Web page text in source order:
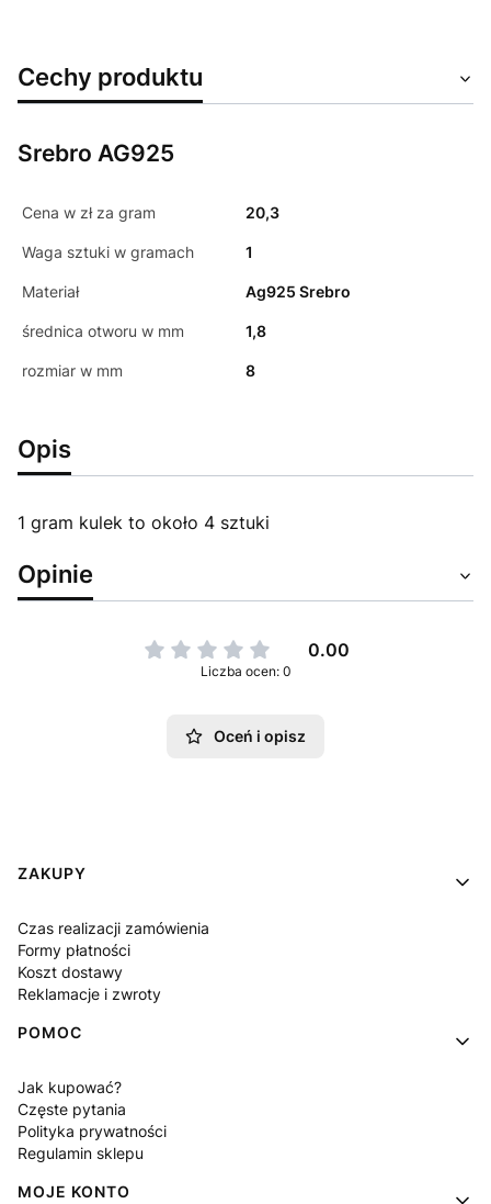
Cechy produktu
Srebro AG925
Cena w zł za gram 20,3
Waga sztuki w gramach 1
Materiał Ag925 Srebro
średnica otworu w mm 1,8
rozmiar w mm 8
Opis
1 gram kulek to około 4 sztuki
Opinie
0.00
Liczba ocen: 0
Oceń i opisz
Linki w stopce
ZAKUPY
Czas realizacji zamówienia
Formy płatności
Koszt dostawy
Reklamacje i zwroty
POMOC
Jak kupować?
Częste pytania
Polityka prywatności
Regulamin sklepu
MOJE KONTO